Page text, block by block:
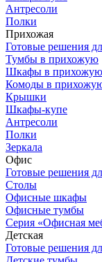
Антресоли
Полки
Прихожая
Готовые решения
Тумбы в прихожую
Шкафы в прихожую
Комоды в
Крышки
Шкафы-купе
Антресоли
Полки
Зеркала
Офис
Готовые решения
Столы
Офисные шкафы
Офисные тумбы
Серия «Офисная
Детская
Готовые решения